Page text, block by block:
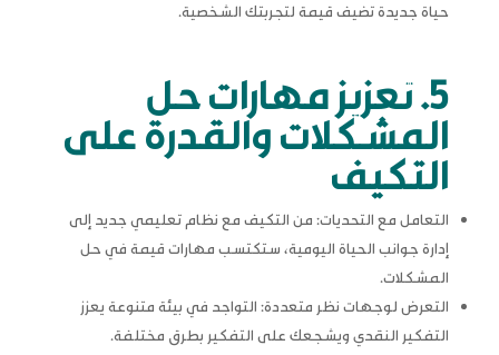
حياة جديدة تضيف قيمة لتجربتك الشخصية.
5. تعزيز مهارات حل
المشكلات والقدرة على
التكيف
التعامل مع التحديات: من التكيف مع نظام تعليمي جديد إلى
إدارة جوانب الحياة اليومية، ستكتسب مهارات قيمة في حل
المشكلات.
التعرض لوجهات نظر متعددة: التواجد في بيئة متنوعة يعزز
التفكير النقدي ويشجعك على التفكير بطرق مختلفة.